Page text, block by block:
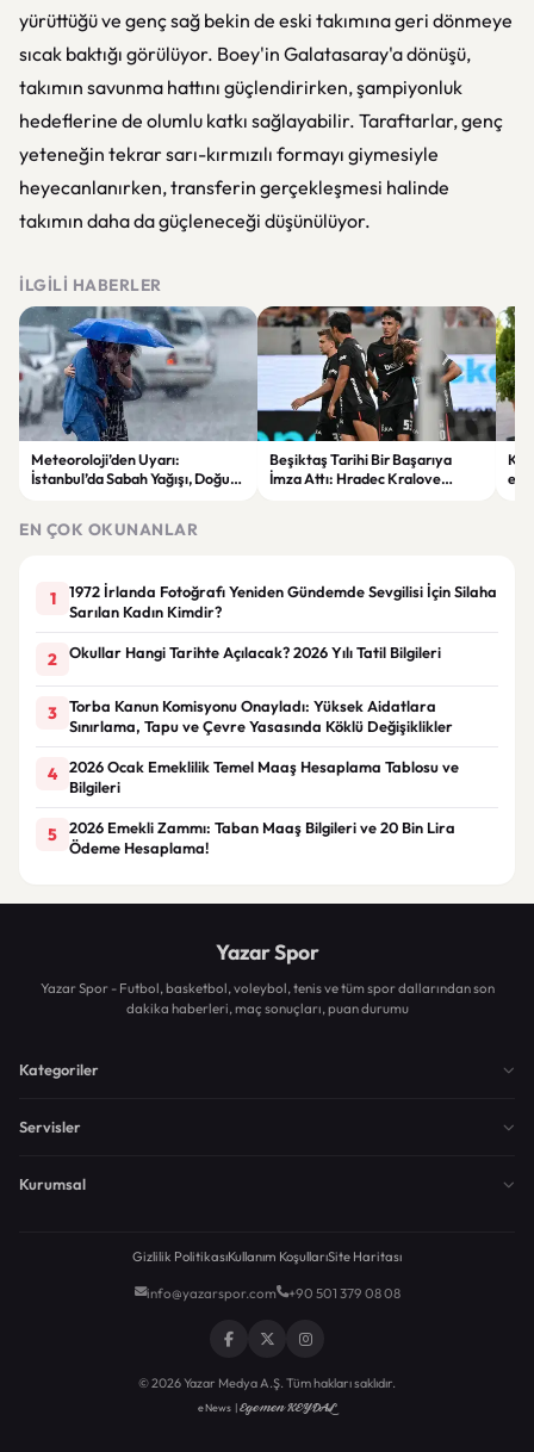
yürüttüğü ve genç sağ bekin de eski takımına geri dönmeye
sıcak baktığı görülüyor. Boey'in Galatasaray'a dönüşü,
takımın savunma hattını güçlendirirken, şampiyonluk
hedeflerine de olumlu katkı sağlayabilir. Taraftarlar, genç
yeteneğin tekrar sarı-kırmızılı formayı giymesiyle
heyecanlanırken, transferin gerçekleşmesi halinde
takımın daha da güçleneceği düşünülüyor.
İLGILI HABERLER
Meteoroloji’den Uyarı:
İstanbul’da Sabah Yağışı, Doğu
Beşiktaş Tarihi Bir Başarıya
İmza Attı: Hradec Kralove
EN ÇOK OKUNANLAR
1
1972 İrlanda Fotoğrafı Yeniden Gündemde Sevgilisi İçin Silaha
Sarılan Kadın Kimdir?
2 Okullar Hangi Tarihte Açılacak? 2026 Yılı Tatil Bilgileri
3
Torba Kanun Komisyonu Onayladı: Yüksek Aidatlara
Sınırlama, Tapu ve Çevre Yasasında Köklü Değişiklikler
4
2026 Ocak Emeklilik Temel Maaş Hesaplama Tablosu ve
Bilgileri
5
2026 Emekli Zammı: Taban Maaş Bilgileri ve 20 Bin Lira
Ödeme Hesaplama!
Yazar Spor
Yazar Spor - Futbol, basketbol, voleybol, tenis ve tüm spor dallarından son
dakika haberleri, maç sonuçları, puan durumu
Kategoriler
Servisler
Kurumsal
Gizlilik PolitikasıKullanım KoşullarıSite Haritası
info@yazarspor.com +90 501 379 08 08
© 2026 Yazar Medya A.Ş. Tüm hakları saklıdır.
eNews |Egemen KEYDAL